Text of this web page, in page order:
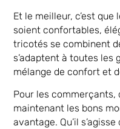
Et le meilleur, c’est
soient confortables,
tricotés se combinent
s’adaptent à toutes les
mélange de confort et
Pour les commerçants,
maintenant les bons
avantage. Qu’il